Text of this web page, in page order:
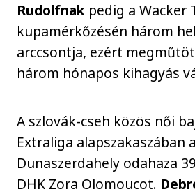
Rudolfnak pedig a
kupamérkőzésén három
arccsontja, ezért
három hónapos kihagyás
A szlovák-cseh közös női
Extraliga alapszakaszában
Dunaszerdahely odahaza
DHK Zora Olomoucot.